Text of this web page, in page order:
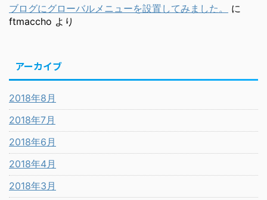
ブログにグローバルメニューを設置してみました。
に
ftmaccho より
アーカイブ
2018年8月
2018年7月
2018年6月
2018年4月
2018年3月